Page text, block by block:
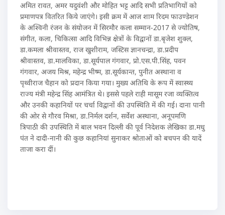
अमित रावत, अमर यदुवंशी और मोहित भट्ट आदि सभी प्रतिभागियों को
प्रमाणपत्र वितरित किये जाएंगे। इसी क्रम में आज शाम रिदम फाउण्डेशन
के अश्विनी रंजन के संयोजन में सिरमौर कला सम्मान-2017 से ज्योतिष,
संगीत, कला, चिकित्सा आदि विभिन्न क्षेत्रों के विद्वानों डा.बृजेश शुक्ल,
डा.कमला श्रीवास्तव, राज खुशीराम, जस्टिस ज्ञानचन्द्रा, डा.प्रदीप
श्रीवास्तव, डा.मालविका, डा.सूर्यपाल गंगवार, प्रो.एस.पी.सिंह, पवन
गंगवार, अजय मिश्र, महेन्द्र भीष्म, डा.सूर्यकान्त, पुनीत अस्थाना व
पृथ्वीराज चैहान को प्रदान किया गया। मुख्य अतिथि के रूप में स्वास्थ्य
राज्य मंत्री महेन्द्र सिंह आमंत्रित थे। इससे पहले राही मासूम रजा व्यक्तित्व
और उनकी कहानियों पर चर्चा विद्वानों की उपस्थिति में की गई। दाना पानी
की ओर से गौरव मिश्रा, डा.निर्मल दर्शन, सर्वेश अस्थाना, अनूपमणि
त्रिपाठी की उपस्थिति में बाल भवन दिल्ली की पूर्व निदेशक लेखिका डा.मधु
पंत ने दादी-नानी की कुछ कहानियां सुनाकर श्रोताओं को बचपन की यादें
ताजा करा दीं।